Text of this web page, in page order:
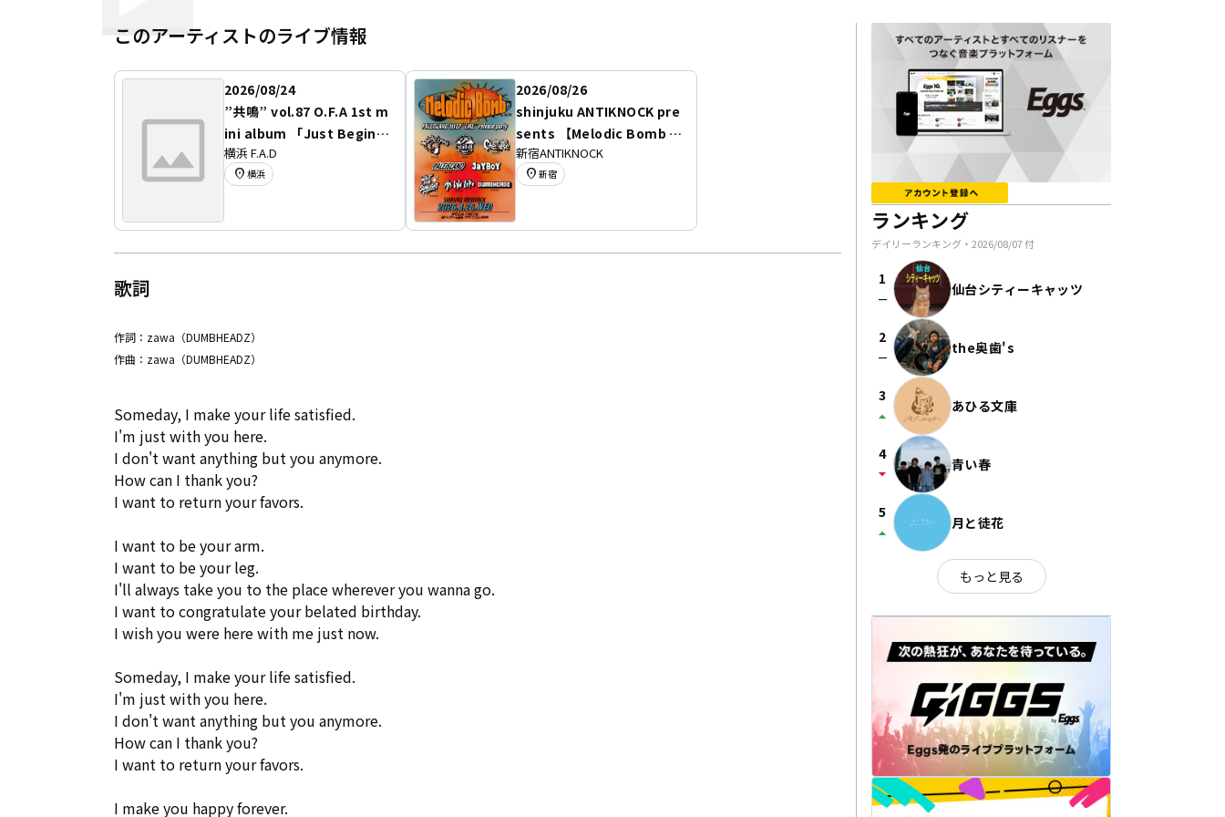
このアーティストのライブ情報
2026/08/24
”共鳴” vol.87 O.F.A 1st m
ini album 「Just Beginni
ng」 release tour FREAK
S 1st EP ”Go For A Surf”
横浜 F.A.D
location_on 横浜
2026/08/26
shinjuku ANTIKNOCK pre
sents 【Melodic Bomb v
ol.34】 -PALEISLAND"1st
EP「LIKE」release party
新宿ANTIKNOCK
location_on 新宿
歌詞
作詞： zawa（DUMBHEADZ）
作曲： zawa（DUMBHEADZ）
Someday, I make your life satisfied.
I'm just with you here.
I don't want anything but you anymore.
How can I thank you?
I want to return your favors.
I want to be your arm.
I want to be your leg.
I'll always take you to the place wherever you wanna go.
I want to congratulate your belated birthday.
I wish you were here with me just now.
Someday, I make your life satisfied.
I'm just with you here.
I don't want anything but you anymore.
How can I thank you?
I want to return your favors.
I make you happy forever.
ランキング
デイリーランキング・ 2026/08/07付
1
check_indeterminate_small 仙台シティーキャッツ
2
check_indeterminate_small the奥歯's
3
arrow_drop_up あひる文庫
4
arrow_drop_down 青い春
5
arrow_drop_up 月と徒花
もっと見る